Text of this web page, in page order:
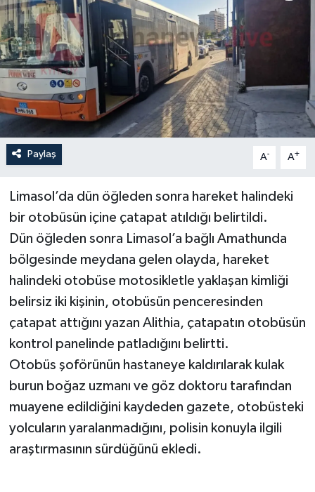
Paylaş A- A+
Limasol’da dün öğleden sonra hareket halindeki
bir otobüsün içine çatapat atıldığı belirtildi.
Dün öğleden sonra Limasol’a bağlı Amathunda
bölgesinde meydana gelen olayda, hareket
halindeki otobüse motosikletle yaklaşan kimliği
belirsiz iki kişinin, otobüsün penceresinden
çatapat attığını yazan Alithia, çatapatın otobüsün
kontrol panelinde patladığını belirtti.
Otobüs şoförünün hastaneye kaldırılarak kulak
burun boğaz uzmanı ve göz doktoru tarafından
muayene edildiğini kaydeden gazete, otobüsteki
yolcuların yaralanmadığını, polisin konuyla ilgili
araştırmasının sürdüğünü ekledi.